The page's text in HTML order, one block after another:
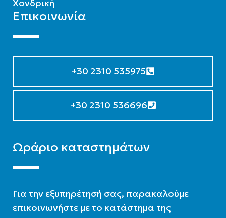
Χονδρική
Επικοινωνία
+30 2310 535975
+30 2310 536696
Ωράριο καταστημάτων
Για την εξυπηρέτησή σας, παρακαλούμε
επικοινωνήστε με το κατάστημα της